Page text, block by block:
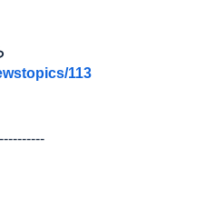
113